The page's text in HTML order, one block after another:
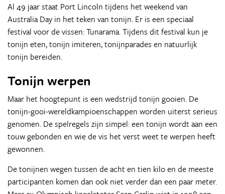
Al 49 jaar staat Port Lincoln tijdens het weekend van
Australia Day in het teken van tonijn. Er is een speciaal
festival voor de vissen: Tunarama. Tijdens dit festival kun je
tonijn eten, tonijn imiteren, tonijnparades en natuurlijk
tonijn bereiden.
Tonijn werpen
Maar het hoogtepunt is een wedstrijd tonijn gooien. De
tonijn-gooi-wereldkampioenschappen worden uiterst serieus
genomen. De spelregels zijn simpel: een tonijn wordt aan een
touw gebonden en wie de vis het verst weet te werpen heeft
gewonnen.
De tonijnen wegen tussen de acht en tien kilo en de meeste
participanten komen dan ook niet verder dan een paar meter.